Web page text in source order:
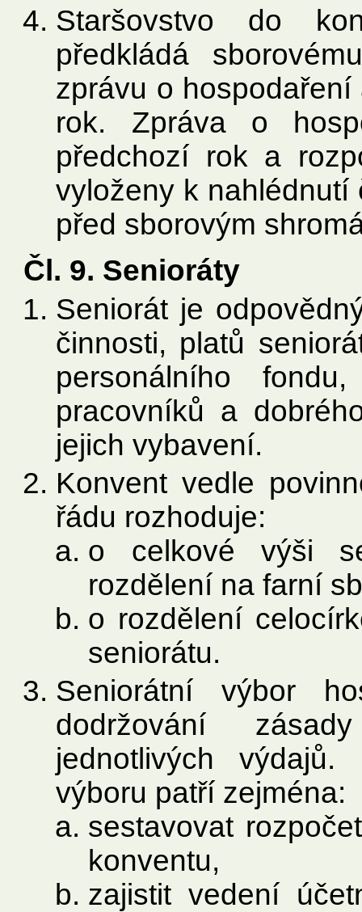
Staršovstvo do
předkládá
zprávu o
rok. Zpráva o
předchozí rok a
vyloženy k nahlédnutí
před sborovým
Čl. 9. Senioráty
Seniorát je
činnosti, platů
personálního
pracovníků a
jejich vybavení.
Konvent vedle
řádu rozhoduje:
o celkové výši
rozdělení na farní
o rozdělení
seniorátu.
Seniorátní výbor
dodržování
jednotlivých výdajů.
výboru patří zejména:
sestavovat
konventu,
zajistit vedení